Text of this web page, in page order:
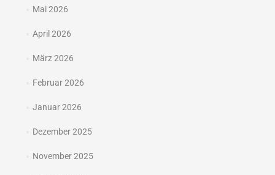
Mai 2026
April 2026
März 2026
Februar 2026
Januar 2026
Dezember 2025
November 2025